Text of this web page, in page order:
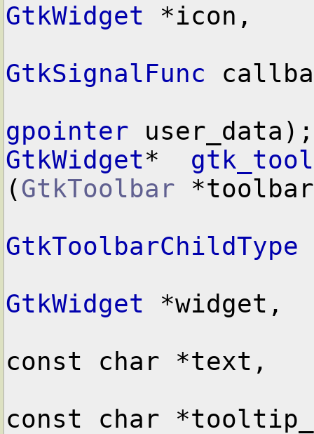
GtkWidget *icon,
GtkSignalFunc
gpointer
GtkWidget*
(GtkToolbar
GtkToolbarChildType
GtkWidget *widget,
const char *text,
const char